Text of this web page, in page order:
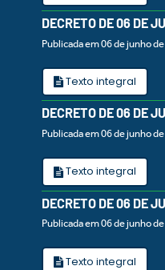
DECRETO DE 06 DE
Publicada em 06 de junho
Texto integral
DECRETO DE 06 DE
Publicada em 06 de junho
Texto integral
DECRETO DE 06 DE
Publicada em 06 de junho
Texto integral